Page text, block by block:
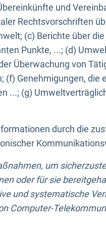
und
Rechtsvorschriften
(c) Berichte über
Punkte, ...; (d)
Überwachung von
Genehmigungen, die
...; (g)
durch die
um
oder für sie
und systematische
Computer-